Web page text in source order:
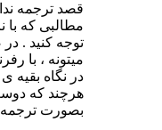
قصد ترجمه
مطالبی که با
توجه کنید .
میتونه ، با
در نگاه بقیه
هرچند که
بصورت ترجمه